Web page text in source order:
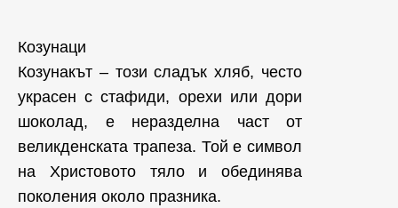
Козунаци
Козунакът – този сладък хляб, често
украсен с стафиди, орехи или дори
шоколад, е неразделна част от
великденската трапеза. Той е символ
на Христовото тяло и обединява
поколения около празника.